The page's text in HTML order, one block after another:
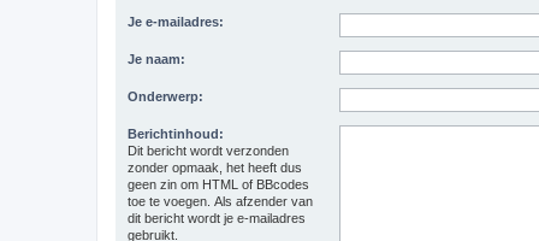
Je e-mailadres:
Je naam:
Onderwerp:
Berichtinhoud:
Dit bericht wordt verzonden
zonder opmaak, het heeft dus
geen zin om HTML of BBcodes
toe te voegen. Als afzender van
dit bericht wordt je e-mailadres
gebruikt.